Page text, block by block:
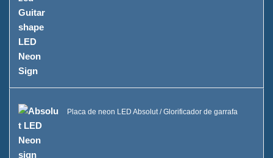
Refrigerador de gelo com
rodas Case C
Balde de Gelo LED Caixa B
FAQ
Notícias
Placa de neon LED Absolut / Glorificador de garrafa